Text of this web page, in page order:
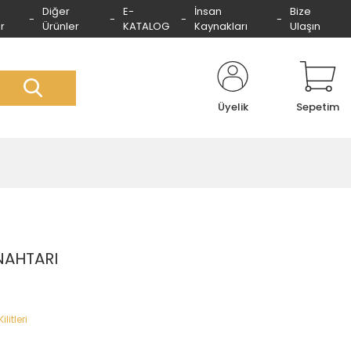
Diğer
Ürünler
E-
KATALOG
İnsan
Kaynakları
Bize
Ulaşın
Üyelik Sepetim